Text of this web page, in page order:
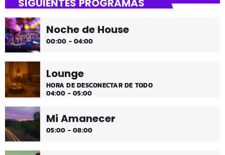
Asteburuak zureak eta gureak dira! Dantza Bizkaia!
SIGUIENTES PROGRAMAS
Noche de House
00:00 - 04:00
Lounge
HORA DE DESCONECTAR DE TODO
04:00 - 05:00
Mi Amanecer
05:00 - 08:00